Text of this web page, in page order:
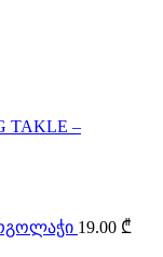
TAKLE –
19.00 ₾